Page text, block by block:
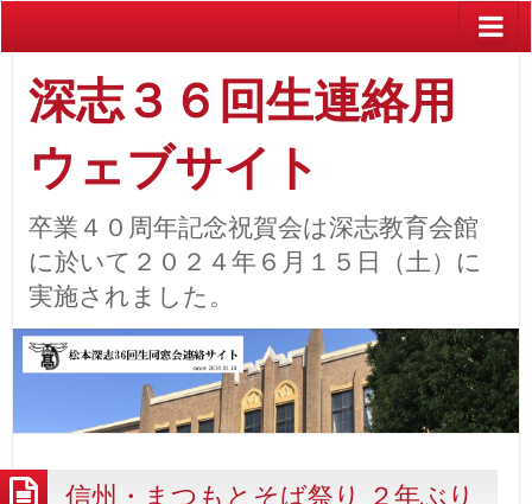
深志３６回生連絡用
ウェブサイト
卒業４０周年記念祝賀会は深志教育会館
に於いて２０２４年６月１５日（土）に
実施されました。
信州・まつもとそば祭り ２年ぶり